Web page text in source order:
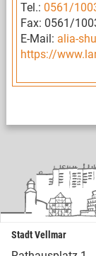
Tel.: 0561/
Fax: 0561/
E-Mail: alia-
https://
Stadt Vellmar